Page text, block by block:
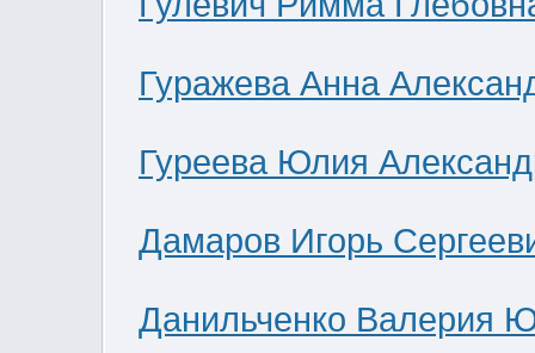
Гуражева Анна
Гуреева Юлия
Дамаров Игорь
Данильченко Валерия